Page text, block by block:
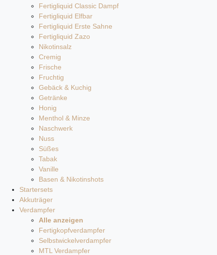
Fertigliquid Classic Dampf
Fertigliquid Elfbar
Fertigliquid Erste Sahne
Fertigliquid Zazo
Nikotinsalz
Cremig
Frische
Fruchtig
Gebäck & Kuchig
Getränke
Honig
Menthol & Minze
Naschwerk
Nuss
Süßes
Tabak
Vanille
Basen & Nikotinshots
Startersets
Akkuträger
Verdampfer
Alle anzeigen
Fertigkopfverdampfer
Selbstwickelverdampfer
MTL Verdampfer